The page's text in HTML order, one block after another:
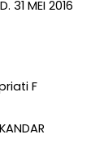
31 MEI 2016
F